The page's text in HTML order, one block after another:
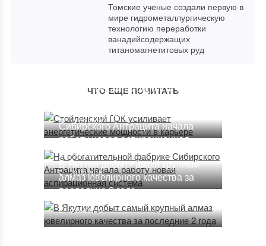
Томские ученые создали первую в
мире гидрометаллургическую
технологию переработки
ванадийсодержащих
титаномагнетитовых руд
ЧТО ЕЩЕ ПОЧИТАТЬ
энергетические мощности в
11.05.2020
На обогатительной фабрике
Сибирского Антрацита начала
работу новая аспирационная
система
20.09.2016
В Якутии добыт самый крупный
алмаз ювелирного качества за
последние 2 года
23.04.2019